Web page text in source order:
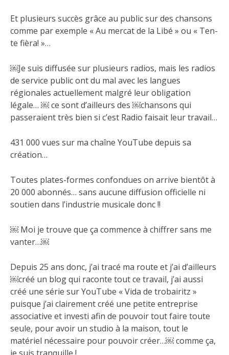
Et plusieurs succès grâce au public sur des chansons
comme par exemple « Au mercat de la Libé » ou « Ten-
te fièra! »…
￼Je suis diffusée sur plusieurs radios, mais les radios
de service public ont du mal avec les langues
régionales actuellement malgré leur obligation
légale… ￼ ce sont d’ailleurs des ￼chansons qui
passeraient très bien si c’est Radio faisait leur travail…
431 000 vues sur ma chaîne YouTube depuis sa
création…
Toutes plates-formes confondues on arrive bientôt à
20 000 abonnés… sans aucune diffusion officielle ni
soutien dans l’industrie musicale donc !!
￼ Moi je trouve que ça commence à chiffrer sans me
vanter…￼
Depuis 25 ans donc, j’ai tracé ma route et j’ai d’ailleurs
￼créé un blog qui raconte tout ce travail, j’ai aussi
créé une série sur YouTube « Vida de trobairitz »
puisque j’ai clairement créé une petite entreprise
associative et investi afin de pouvoir tout faire toute
seule, pour avoir un studio à la maison, tout le
matériel nécessaire pour pouvoir créer…￼ comme ça,